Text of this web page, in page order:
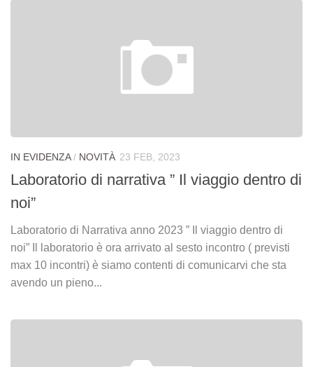
IN EVIDENZA/ NOVITÀ 23 FEB, 2023
Laboratorio di narrativa ” Il viaggio dentro di
noi”
Laboratorio di Narrativa anno 2023 ” Il viaggio dentro di
noi” Il laboratorio è ora arrivato al sesto incontro ( previsti
max 10 incontri) è siamo contenti di comunicarvi che sta
avendo un pieno...